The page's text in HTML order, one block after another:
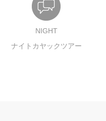
NIGHT
ナイトカヤックツアー